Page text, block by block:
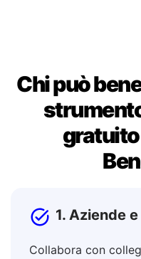
Chi può
1. Aziende